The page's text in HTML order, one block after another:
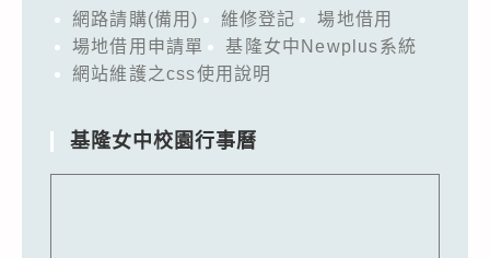
網路請購(備用)
維修登記
場地借用
場地借用申請單
基隆女中Newplus系統
網站維護之css使用說明
基隆女中校園行事曆